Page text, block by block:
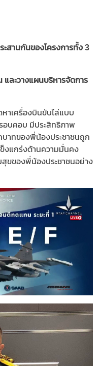
สานกันของโครงการทั้ง 3
และวางแผนบริหารจัดการ
าเครื่องบินขับไล่แบบ
อบคอบ มีประสิทธิภาพ
บาทของพี่น้องประชาชนถูก
ข็งแกร่งด้านความมั่นคง
ขของพี่น้องประชาชนอย่าง